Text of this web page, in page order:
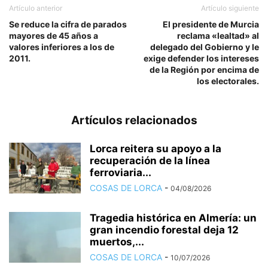
Artículo anterior
Se reduce la cifra de parados
mayores de 45 años a
valores inferiores a los de
2011.
Artículo siguiente
El presidente de Murcia
reclama «lealtad» al
delegado del Gobierno y le
exige defender los intereses
de la Región por encima de
los electorales.
Artículos relacionados
Lorca reitera su apoyo a la
recuperación de la línea
ferroviaria...
COSAS DE LORCA - 04/08/2026
Tragedia histórica en Almería: un
gran incendio forestal deja 12
muertos,...
COSAS DE LORCA - 10/07/2026